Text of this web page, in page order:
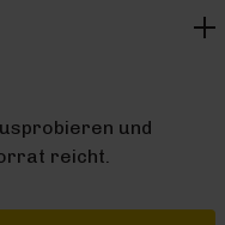
und
reicht.